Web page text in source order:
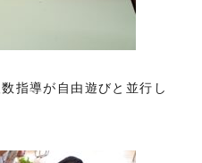
指導が自由遊びと並行し